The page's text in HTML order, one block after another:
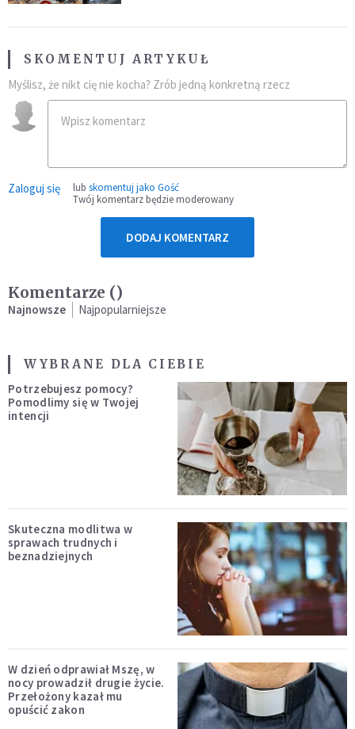
SKOMENTUJ ARTYKUŁ
Myślisz, że nikt cię nie kocha? Zrób jedną konkretną rzecz
Zaloguj się lub skomentuj jako Gość
Twój komentarz będzie moderowany
DODAJ KOMENTARZ
Komentarze ()
Najnowsze Najpopularniejsze
WYBRANE DLA CIEBIE
Potrzebujesz pomocy?
Pomodlimy się w Twojej
intencji
Skuteczna modlitwa w
sprawach trudnych i
beznadziejnych
W dzień odprawiał Mszę, w
nocy prowadził drugie życie.
Przełożony kazał mu
opuścić zakon